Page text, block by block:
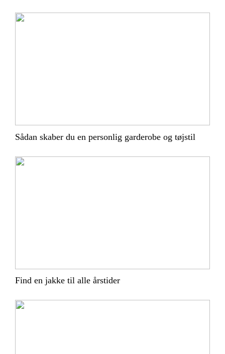
Sådan skaber du en personlig garderobe og tøjstil
Find en jakke til alle årstider